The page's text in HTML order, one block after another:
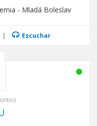
- Mladá Boleslav
| Escuchar